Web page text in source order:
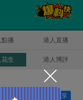
播 港人直播
生 港人博評
分享